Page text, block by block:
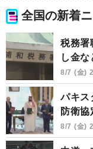
全国の新着
税務
し金
8/7 (金)
パキス
防衛
8/7 (金)